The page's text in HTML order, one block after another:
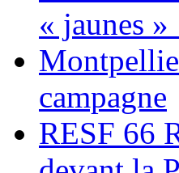
« jaunes »
campagne
RESF 66